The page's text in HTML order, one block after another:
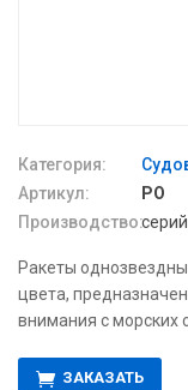
Категория:
Артикул:
РО
Производство:
Ракеты
цвета,
внимания с морских
ЗАКАЗАТЬ